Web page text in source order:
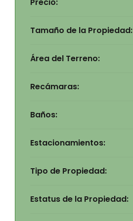
Tamaño de la Propiedad:
Área del Terreno:
Recámaras:
Baños:
Estacionamientos:
Tipo de Propiedad:
Estatus de la Propiedad: